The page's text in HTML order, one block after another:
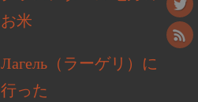
お米
Лагель（ラーゲリ）に
行った